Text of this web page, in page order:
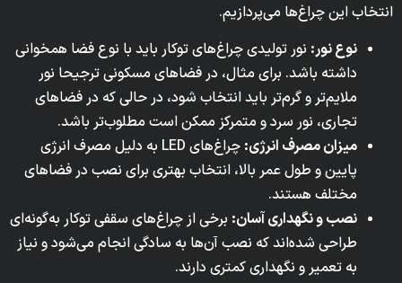
انتخاب این چراغ‌ها می‌پردازیم.
نوع نور: نور تولیدی چراغ‌های توکار باید با نوع فضا همخوانی
داشته باشد. برای مثال، در فضاهای مسکونی ترجیحا نور
ملایم‌تر و گرم‌تر باید انتخاب شود، در حالی که در فضاهای
تجاری، نور سرد و متمرکز ممکن است مطلوب‌تر باشد.
میزان مصرف انرژی:
چراغ‌های LED به دلیل مصرف انرژی
پایین و طول عمر بالا، انتخاب بهتری برای نصب در فضاهای
مختلف هستند.
نصب و نگهداری آسان: برخی از چراغ‌های سقفی توکار به‌گونه‌ای
طراحی شده‌اند که نصب آن‌ها به سادگی انجام می‌شود و نیاز
به تعمیر و نگهداری کمتری دارند.